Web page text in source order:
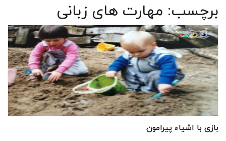
برچسب: مهارت های زبانی
بازی با اشیاء پیرامون